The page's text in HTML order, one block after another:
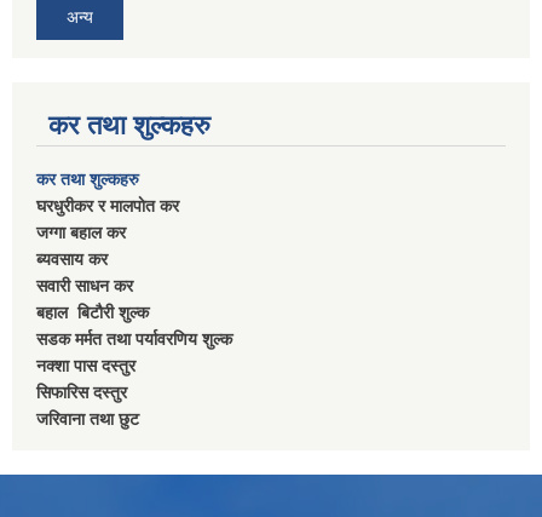
अन्य
कर तथा शुल्कहरु
कर तथा शुल्कहरु
घरधुरीकर र मालपाेत कर
जग्गा बहाल कर
ब्यवसाय कर
सवारी साधन कर
बहाल बिटाैरी शुल्क
सडक मर्मत तथा पर्यावरणिय शुल्क
नक्शा पास दस्तुर
सिफारिस दस्तुर
जरिवाना तथा छुट